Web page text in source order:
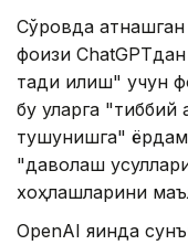
Сўровда
фоизи
тадқиқ қилиш"
бу уларга "тиббий
тушунишга"
"даволаш
хоҳлашларини
OpenAI яқинда